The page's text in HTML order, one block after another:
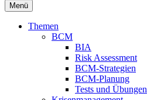
Menü
Themen
BCM
BIA
Risk Assessment
BCM-Strategien
BCM-Planung
Tests und Übungen